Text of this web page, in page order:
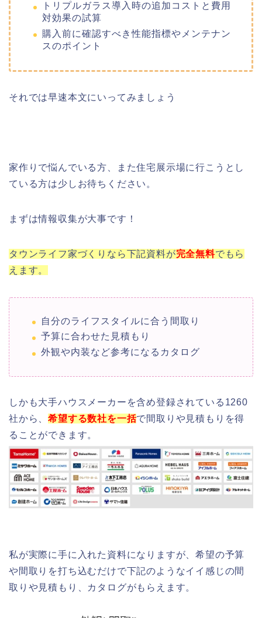
トリプルガラス導入時の追加コストと費用
対効果の試算
購入前に確認すべき性能指標やメンテナン
スのポイント
それでは早速本文にいってみましょう
家作りで悩んでいる方、また住宅展示場に行こうとし
ている方は少しお待ちください。
まずは情報収集が大事です！
タウンライフ家づくりなら下記資料が完全無料でもら
えます。
自分のライフスタイルに合う間取り
予算に合わせた見積もり
外観や内装など参考になるカタログ
しかも大手ハウスメーカーを含め登録されている1260
社から、希望する数社を一括で間取りや見積もりを得
ることができます。
私が実際に手に入れた資料になりますが、希望の予算
や間取りを打ち込むだけで下記のようなイイ感じの間
取りや見積もり、カタログがもらえます。